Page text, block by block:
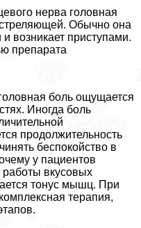
нерва головная
Обычно она
возникает приступами.
препарата
боль ощущается
Иногда боль
продолжительность
беспокойство в
у пациентов
вкусовых
тонус мышц. При
терапия,